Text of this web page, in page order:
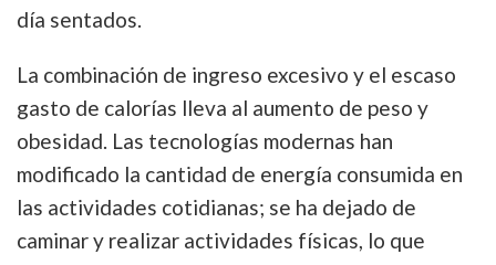
día sentados.
La combinación de ingreso excesivo y el escaso
gasto de calorías lleva al aumento de peso y
obesidad. Las tecnologías modernas han
modificado la cantidad de energía consumida en
las actividades cotidianas; se ha dejado de
caminar y realizar actividades físicas, lo que